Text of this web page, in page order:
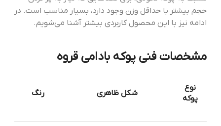
حجم بیشتر با حداقل وزن وجود دارد، بسیار مناسب است. در
ادامه نیز با این محصول کاربردی بیشتر آشنا می‌شویم.
مشخصات فنی پوکه بادامی قروه
نوع
پوکه
شکل ظاهری رنگ